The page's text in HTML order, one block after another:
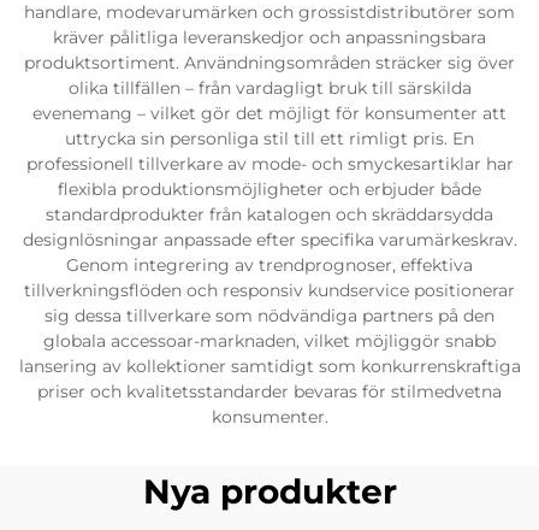
handlare, modevarumärken och grossistdistributörer som
kräver pålitliga leveranskedjor och anpassningsbara
produktsortiment. Användningsområden sträcker sig över
olika tillfällen – från vardagligt bruk till särskilda
evenemang – vilket gör det möjligt för konsumenter att
uttrycka sin personliga stil till ett rimligt pris. En
professionell tillverkare av mode- och smyckesartiklar har
flexibla produktionsmöjligheter och erbjuder både
standardprodukter från katalogen och skräddarsydda
designlösningar anpassade efter specifika varumärkeskrav.
Genom integrering av trendprognoser, effektiva
tillverkningsflöden och responsiv kundservice positionerar
sig dessa tillverkare som nödvändiga partners på den
globala accessoar-marknaden, vilket möjliggör snabb
lansering av kollektioner samtidigt som konkurrenskraftiga
priser och kvalitetsstandarder bevaras för stilmedvetna
konsumenter.
Nya produkter